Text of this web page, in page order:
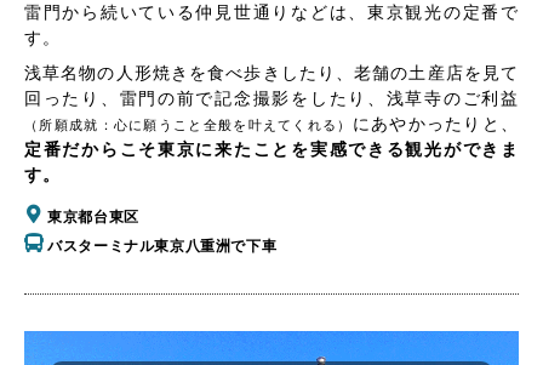
雷門から続いている仲見世通りなどは、東京観光の定番で
す。
浅草名物の人形焼きを食べ歩きしたり、老舗の土産店を見て
回ったり、雷門の前で記念撮影をしたり、浅草寺のご利益
（所願成就：心に願うこと全般を叶えてくれる）
にあやかったりと、
定番だからこそ東京に来たことを実感できる観光ができま
す。
東京都台東区
バスターミナル東京八重洲で下車